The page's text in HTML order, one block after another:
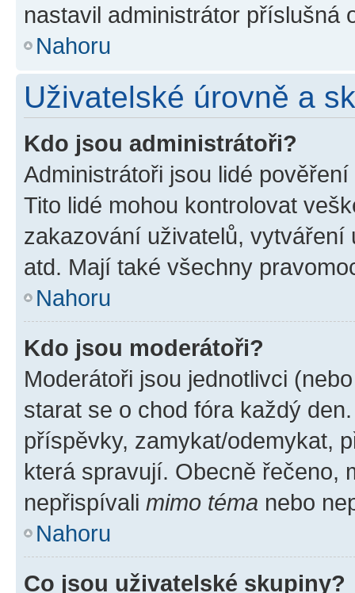
nastavil administrátor příslušná
Nahoru
Uživatelské úrovně a
Kdo jsou administrátoři?
Administrátoři jsou lidé
Tito lidé mohou kontrolovat
zakazování uživatelů,
atd. Mají také všechny
Nahoru
Kdo jsou moderátoři?
Moderátoři jsou jednotlivci
starat se o chod fóra každý
příspěvky, zamykat/odemykat,
která spravují. Obecně řečeno,
nepřispívali mimo téma nebo
Nahoru
Co jsou uživatelské skupiny?